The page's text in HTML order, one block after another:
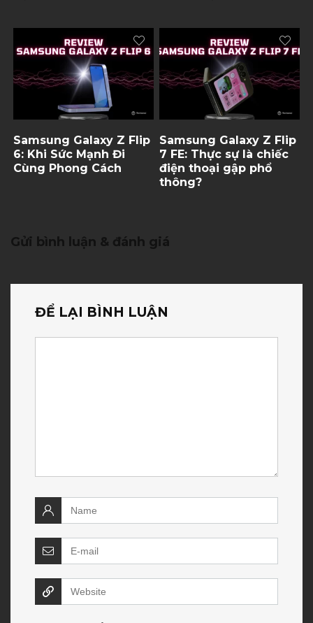
Samsung Galaxy Z Flip
6: Khi Sức Mạnh Đi
Cùng Phong Cách
Samsung Galaxy Z Flip
7 FE: Thực sự là chiếc
điện thoại gập phổ
thông?
Gửi bình luận & đánh giá
ĐỂ LẠI BÌNH LUẬN